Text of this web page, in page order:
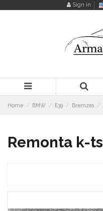
Sign in
Home BMW E39 Bremzes
Remonta k-ts